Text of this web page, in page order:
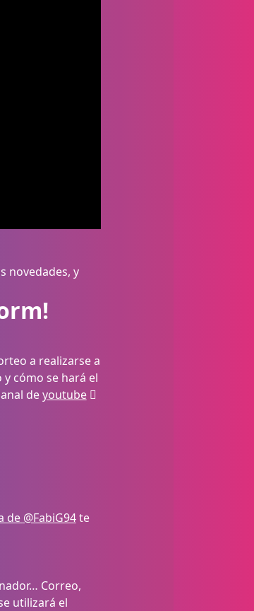
novedades, y
a realizarse a
cómo se hará el
deyoutube
de @FabiG94te
Correo,
utilizará el